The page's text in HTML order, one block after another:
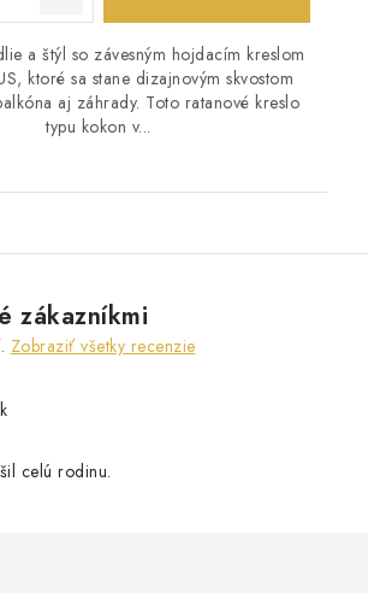
a štýl so závesným hojdacím kreslom
ktoré sa stane dizajnovým skvostom
aj záhrady. Toto ratanové kreslo
typu kokon v...
zákazníkmi
Zobraziť všetky recenzie
celú rodinu.